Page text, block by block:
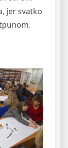
jer svatko